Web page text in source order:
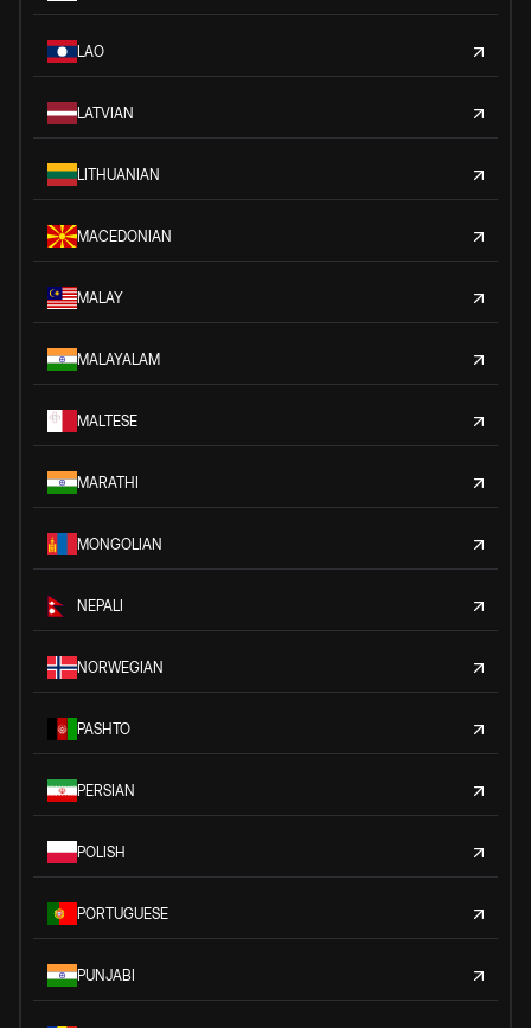
LAO
LATVIAN
LITHUANIAN
MACEDONIAN
MALAY
MALAYALAM
MALTESE
MARATHI
MONGOLIAN
NEPALI
NORWEGIAN
PASHTO
PERSIAN
POLISH
PORTUGUESE
PUNJABI